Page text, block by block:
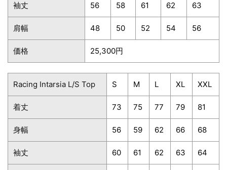
袖丈 56 58 61 62 63
肩幅 48 50 52 54 56
価格 25,300円
Racing Intarsia L/S Top S M L XL XXL
着丈 73 75 77 79 81
身幅 56 59 62 66 68
袖丈 60 61 62 63 64